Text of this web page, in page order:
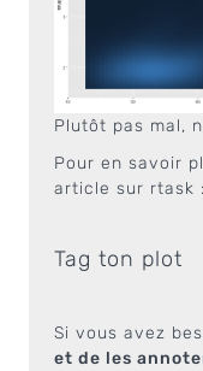
Plutôt pas mal,
Pour en savoir
article sur rtask :
Tag ton plot
Si vous avez
et de les